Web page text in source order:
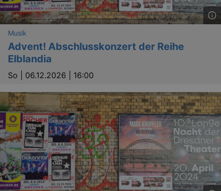
Musik
Advent! Abschlusskonzert der Reihe
Elblandia
So | 06.12.2026 | 16:00
_gid
Google LLC
.kulturkalender-
dresden.de